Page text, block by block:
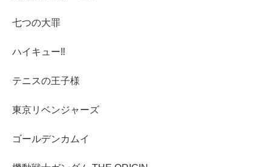
七つの大罪
ハイキュー‼︎
テニスの王子様
東京リベンジャーズ
ゴールデンカムイ